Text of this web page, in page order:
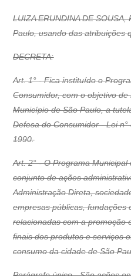
LUIZA ERUNDINA DE
Paulo, usando das atribuições
DECRETA:
Art. 1° - Fica instituído o
Consumidor, com o objetivo
Município de São Paulo, a
Defesa do Consumidor - Lei
1990.
Art. 2° - O Programa
conjunto de ações
Administração Direta,
empresas públicas, fundações
relacionadas com a promoção
finais dos produtos e serviços
consumo da cidade de São